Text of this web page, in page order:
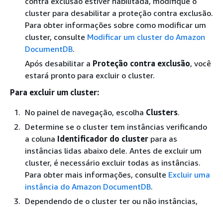
cluster para desabilitar a proteção contra exclusão.
Para obter informações sobre como modificar um
cluster, consulte Modificar um cluster do Amazon
DocumentDB.
Após desabilitar a Proteção contra exclusão, você
estará pronto para excluir o cluster.
Para excluir um cluster:
No painel de navegação, escolha Clusters.
Determine se o cluster tem instâncias verificando
a coluna Identificador do cluster para as
instâncias lidas abaixo dele. Antes de excluir um
cluster, é necessário excluir todas as instâncias.
Para obter mais informações, consulte Excluir uma
instância do Amazon DocumentDB.
Dependendo de o cluster ter ou não instâncias,